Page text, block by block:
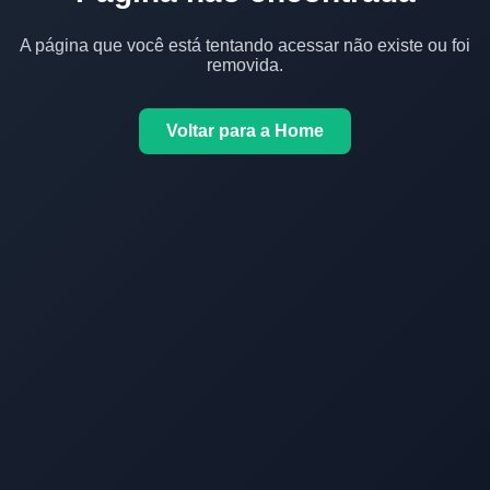
A página que você está tentando acessar não existe ou foi
removida.
Voltar para a Home